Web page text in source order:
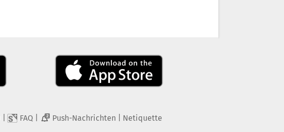
FAQ 2 Push-Nachrichten Netiquette